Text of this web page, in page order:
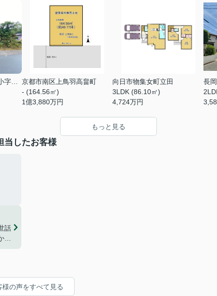
京都市南区上鳥羽高畠町
- (164.56㎡)
1億3,880万円
向日市物集女町立田
3LDK (86.10㎡)
4,724万円
長
もっと見る
当したお客様
話
常
ま
様の声をすべて見る